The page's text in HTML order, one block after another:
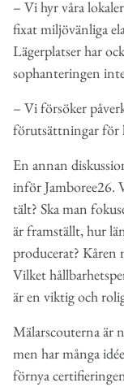
– Vi hyr våra
fixat miljövänliga
Lägerplatser har
sophanteringen
– Vi försöker
förutsättningar för
En annan
inför Jamboree26.
tält? Ska man
är framställt, hur
producerat? Kåren
Vilket
är en viktig och
Mälarscouterna är
men har många
förnya